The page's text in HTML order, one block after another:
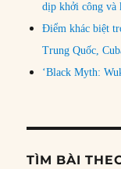
dịp khởi công và
Điểm khác biệt
Trung Quốc,
‘Black Myth:
TÌM BÀI